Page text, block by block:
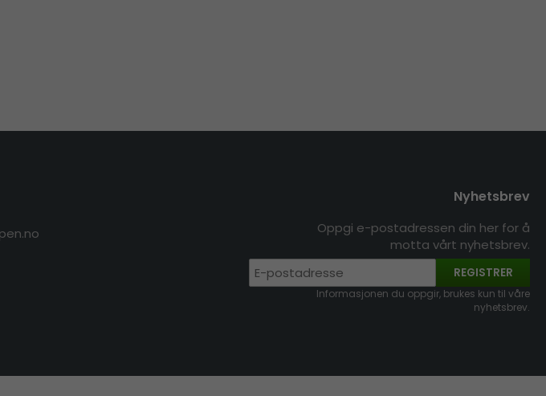
Nyhetsbrev
Oppgi e-postadressen din her for å
motta vårt nyhetsbrev.
REGISTRER
Informasjonen du oppgir, brukes kun til våre
nyhetsbrev.